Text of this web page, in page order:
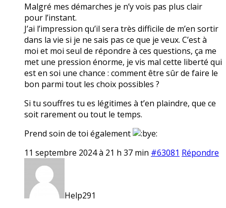
Malgré mes démarches je n’y vois pas plus clair
pour l’instant.
J’ai l’impression qu’il sera très difficile de m’en sortir
dans la vie si je ne sais pas ce que je veux. C’est à
moi et moi seul de répondre à ces questions, ça me
met une pression énorme, je vis mal cette liberté qui
est en soi une chance : comment être sûr de faire le
bon parmi tout les choix possibles ?
Si tu souffres tu es légitimes à t’en plaindre, que ce
soit rarement ou tout le temps.
Prend soin de toi également
11 septembre 2024 à 21 h 37 min #63081 Répondre
Help291